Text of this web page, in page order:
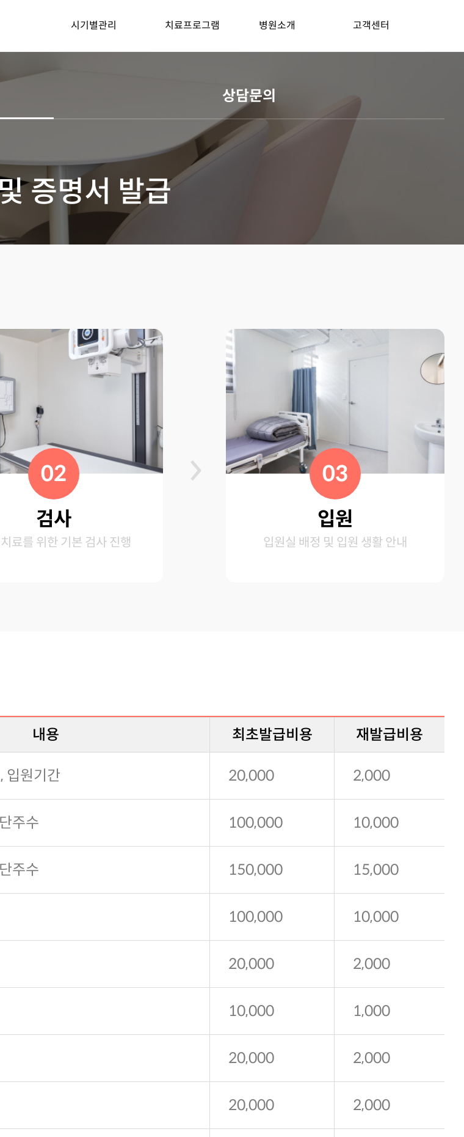
시기별관리 치료프로그램 병원소개 고객센터
상담문의
증명서 발급
02
검사
료를 위한 기본 검사 진행
03
입원
입원실 배정 및 입원 생활 안내
내용 최초발급비용 재발급비용
입원기간 20,000 2,000
주수 100,000 10,000
주수 150,000 15,000
100,000 10,000
20,000 2,000
10,000 1,000
20,000 2,000
20,000 2,000